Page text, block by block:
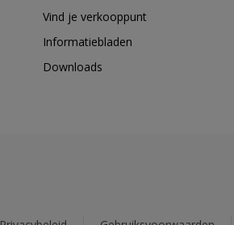
Vind je verkooppunt
Informatiebladen
Downloads